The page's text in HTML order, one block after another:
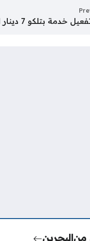
خدمة بتلكو 7 دينار الجديد
منالبحرين